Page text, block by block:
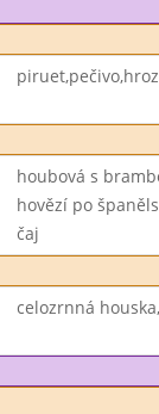
houbová s
hovězí po
čaj
celozrnná